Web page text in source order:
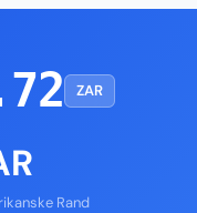
ZAR
Rand